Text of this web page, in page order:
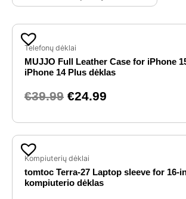
Telefonų dėklai
MUJJO Full Leather Case for iPhone
iPhone 14 Plus dėklas
€39.99
price
was:
€39.99.
€24.99
is:
€24.99.
Kompiuterių dėklai
tomtoc Terra-27 Laptop sleeve for 16-
kompiuterio dėklas
price
was:
€29.99.
is: